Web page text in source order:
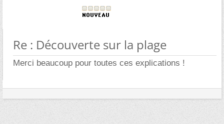
Re : Découverte sur la plage
Merci beaucoup pour toutes ces explications !